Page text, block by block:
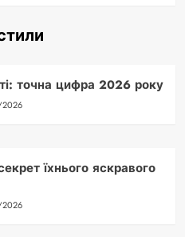
точна цифра 2026 року
їхнього яскравого